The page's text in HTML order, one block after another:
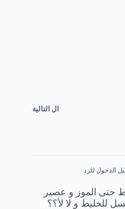
ال التالية
الدخول للرد
حتى الموز و عصير
للخليط و لا لأ؟؟